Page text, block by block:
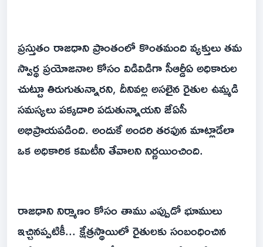
ప్రస్తుతం రాజధాని ప్రాంతంలో కొంతమంది వ్యక్తులు తమ
స్వార్థ ప్రయోజనాల కోసం విడివిడిగా సీఆర్డీఏ అధికారుల
చుట్టూ తిరుగుతున్నారని, దీనివల్ల అసలైన రైతుల ఉమ్మడి
సమస్యలు పక్కదారి పడుతున్నాయని జేఏసీ
అభిప్రాయపడింది. అందుకే అందరి తరఫున మాట్లాడేలా
ఒక అధికారిక కమిటీని తేవాలని నిర్ణయించింది.
రాజధాని నిర్మాణం కోసం తాము ఎప్పుడో భూములు
ఇచ్చినప్పటికీ... క్షేత్రస్థాయిలో రైతులకు సంబంధించిన